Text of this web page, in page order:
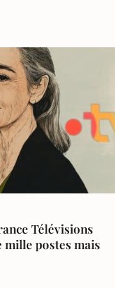
Télévisions
postes mais